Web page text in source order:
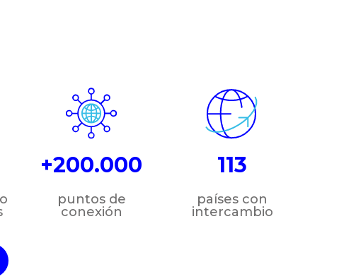
+200.000
puntos de
conexión
113
países con
intercambio